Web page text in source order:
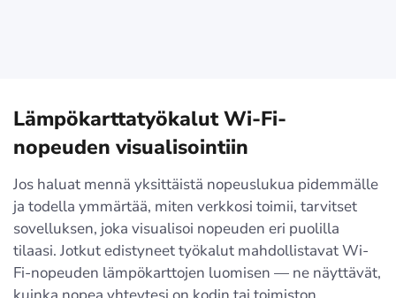
Lämpökarttatyökalut Wi-Fi-
nopeuden visualisointiin
Jos haluat mennä yksittäistä nopeuslukua pidemmälle
ja todella ymmärtää, miten verkkosi toimii, tarvitset
sovelluksen, joka visualisoi nopeuden eri puolilla
tilaasi. Jotkut edistyneet työkalut mahdollistavat Wi-
Fi-nopeuden lämpökarttojen luomisen — ne näyttävät,